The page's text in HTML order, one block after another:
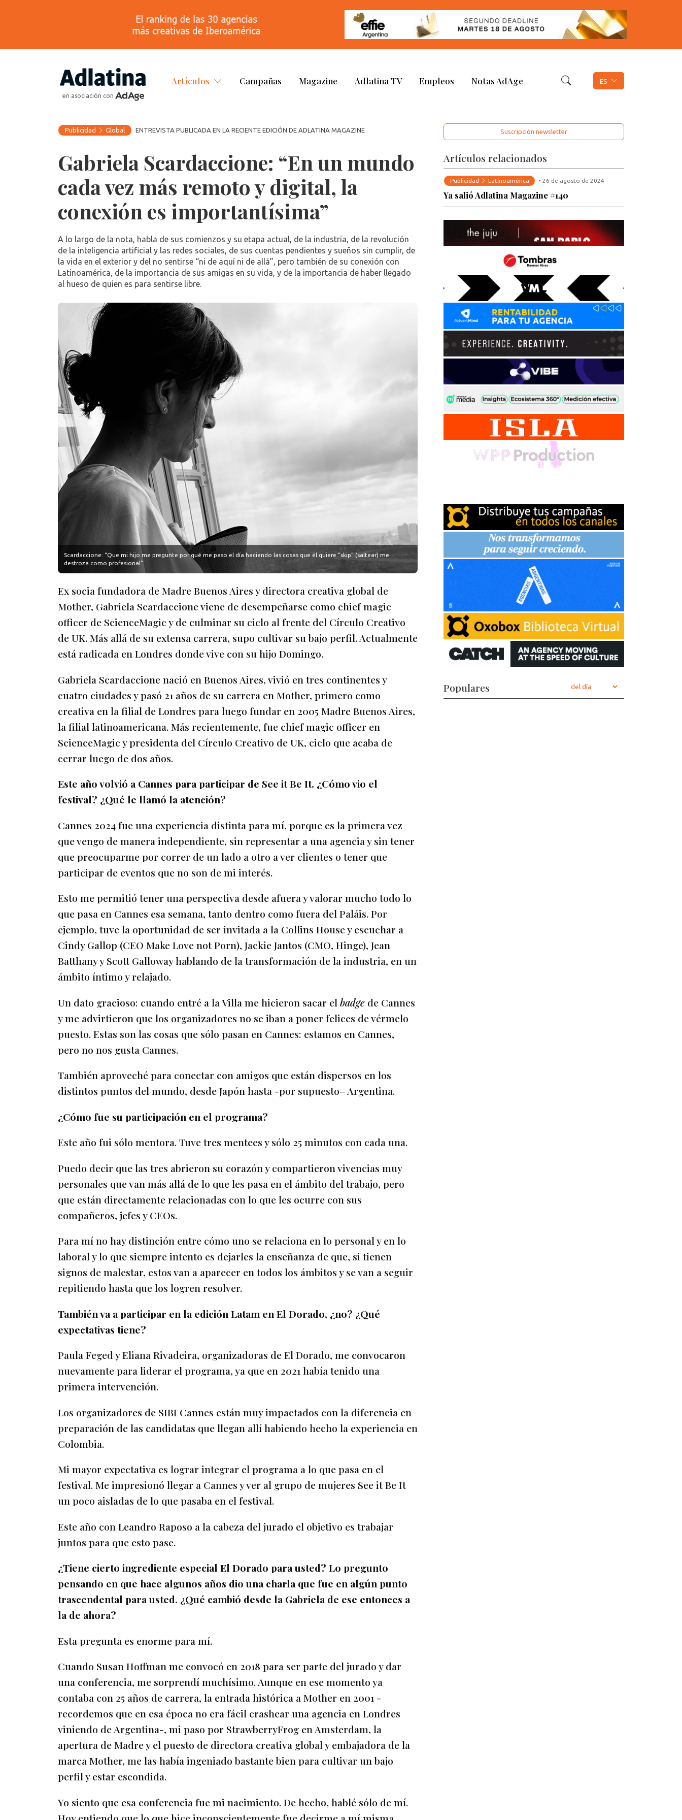
en asociación con
Artículos Campañas Magazine Adlatina TV Empleos Notas AdAge ES
Publicidad Global ENTREVISTA PUBLICADA EN LA RECIENTE EDICIÓN DE ADLATINA MAGAZINE
Gabriela Scardaccione: “En un mundo
cada vez más remoto y digital, la
conexión es importantísima”
A lo largo de la nota, habla de sus comienzos y su etapa actual, de la industria, de la revolución
de la inteligencia artificial y las redes sociales, de sus cuentas pendientes y sueños sin cumplir, de
la vida en el exterior y del no sentirse “ni de aquí ni de allá”, pero también de su conexión con
Latinoamérica, de la importancia de sus amigas en su vida, y de la importancia de haber llegado
al hueso de quien es para sentirse libre.
Scardaccione: “Que mi hijo me pregunte por qué me paso el día haciendo las cosas que él quiere “skip” (saltear) me
destroza como profesional”.
Ex socia fundadora de Madre Buenos Aires y directora creativa global de
Mother, Gabriela Scardaccione viene de desempeñarse como chief magic
officer de ScienceMagic y de culminar su ciclo al frente del Círculo Creativo
de UK. Más allá de su extensa carrera, supo cultivar su bajo perfil. Actualmente
está radicada en Londres donde vive con su hijo Domingo.
Gabriela Scardaccione nació en Buenos Aires, vivió en tres continentes y
cuatro ciudades y pasó 21 años de su carrera en Mother, primero como
creativa en la filial de Londres para luego fundar en 2005 Madre Buenos Aires,
la filial latinoamericana. Más recientemente, fue chief magic officer en
ScienceMagic y presidenta del Círculo Creativo de UK, ciclo que acaba de
cerrar luego de dos años.
Este año volvió a Cannes para participar de See it Be It. ¿Cómo vio el
festival? ¿Qué le llamó la atención?
Cannes 2024 fue una experiencia distinta para mí, porque es la primera vez
que vengo de manera independiente, sin representar a una agencia y sin tener
que preocuparme por correr de un lado a otro a ver clientes o tener que
participar de eventos que no son de mi interés.
Esto me permitió tener una perspectiva desde afuera y valorar mucho todo lo
que pasa en Cannes esa semana, tanto dentro como fuera del Paláis. Por
ejemplo, tuve la oportunidad de ser invitada a la Collins House y escuchar a
Cindy Gallop (CEO Make Love not Porn), Jackie Jantos (CMO, Hinge), Jean
Batthany y Scott Galloway hablando de la transformación de la industria, en un
ámbito íntimo y relajado.
Un dato gracioso: cuando entré a la Villa me hicieron sacar el badge de Cannes
y me advirtieron que los organizadores no se iban a poner felices de vérmelo
puesto. Estas son las cosas que sólo pasan en Cannes: estamos en Cannes,
pero no nos gusta Cannes.
También aproveché para conectar con amigos que están dispersos en los
distintos puntos del mundo, desde Japón hasta -por supuesto– Argentina.
¿Cómo fue su participación en el programa?
Este año fui sólo mentora. Tuve tres mentees y sólo 25 minutos con cada una.
Puedo decir que las tres abrieron su corazón y compartieron vivencias muy
personales que van más allá de lo que les pasa en el ámbito del trabajo, pero
que están directamente relacionadas con lo que les ocurre con sus
compañeros, jefes y CEOs.
Para mí no hay distinción entre cómo uno se relaciona en lo personal y en lo
laboral y lo que siempre intento es dejarles la enseñanza de que, si tienen
signos de malestar, estos van a aparecer en todos los ámbitos y se van a seguir
repitiendo hasta que los logren resolver.
También va a participar en la edición Latam en El Dorado, ¿no? ¿Qué
expectativas tiene?
Paula Feged y Eliana Rivadeira, organizadoras de El Dorado, me convocaron
nuevamente para liderar el programa, ya que en 2021 había tenido una
primera intervención.
Los organizadores de SIBI Cannes están muy impactados con la diferencia en
preparación de las candidatas que llegan allí habiendo hecho la experiencia en
Colombia.
Mi mayor expectativa es lograr integrar el programa a lo que pasa en el
festival. Me impresionó llegar a Cannes y ver al grupo de mujeres See it Be It
un poco aisladas de lo que pasaba en el festival.
Este año con Leandro Raposo a la cabeza del jurado el objetivo es trabajar
juntos para que esto pase.
¿Tiene cierto ingrediente especial El Dorado para usted? Lo pregunto
pensando en que hace algunos años dio una charla que fue en algún punto
trascendental para usted. ¿Qué cambió desde la Gabriela de ese entonces a
la de ahora?
Esta pregunta es enorme para mí.
Cuando Susan Hoffman me convocó en 2018 para ser parte del jurado y dar
una conferencia, me sorprendí muchísimo. Aunque en ese momento ya
contaba con 25 años de carrera, la entrada histórica a Mother en 2001 -
recordemos que en esa época no era fácil crashear una agencia en Londres
viniendo de Argentina-, mi paso por StrawberryFrog en Amsterdam, la
apertura de Madre y el puesto de directora creativa global y embajadora de la
marca Mother, me las había ingeniado bastante bien para cultivar un bajo
perfil y estar escondida.
Yo siento que esa conferencia fue mi nacimiento. De hecho, hablé sólo de mí.
Suscripción newsletter
Artículos relacionados
Publicidad Latinoamérica • 26 de agosto de 2024
Ya salió Adlatina Magazine #140
Populares